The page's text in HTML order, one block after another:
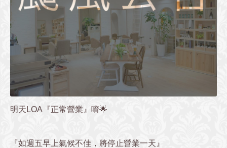
明天LOA『正常營業』唷🌟
『如週五早上氣候不佳，將停止營業一天』